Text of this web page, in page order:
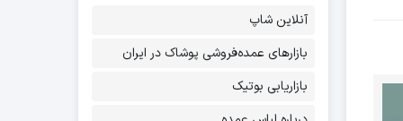
آنلاین شاپ
بازارهای عمده‌فروشی پوشاک در ایران
بازاریابی بوتیک